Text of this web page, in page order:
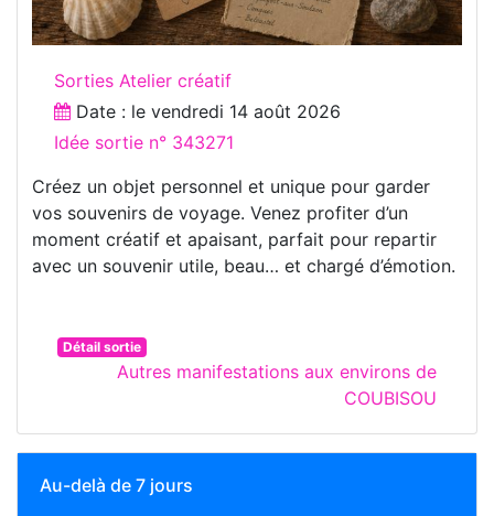
Sorties Atelier créatif
Date : le vendredi 14 août 2026
Idée sortie n° 343271
Créez un objet personnel et unique pour garder
vos souvenirs de voyage. Venez profiter d’un
moment créatif et apaisant, parfait pour repartir
avec un souvenir utile, beau… et chargé d’émotion.
Détail sortie
Autres manifestations aux environs de
COUBISOU
Au-delà de 7 jours